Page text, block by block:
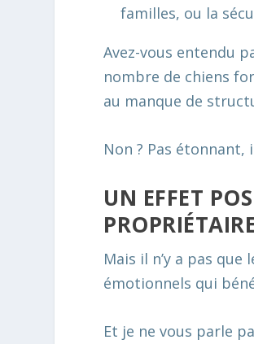
familles, ou la
Avez-vous entendu
nombre de chiens
au manque de
Non ? Pas étonnant,
UN EFFET
Mais il n’y a pas
émotionnels qui
Et je ne vous parle